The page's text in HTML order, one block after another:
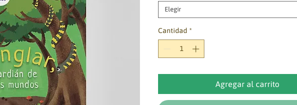
Elegir
Cantidad *
Agregar al carrito